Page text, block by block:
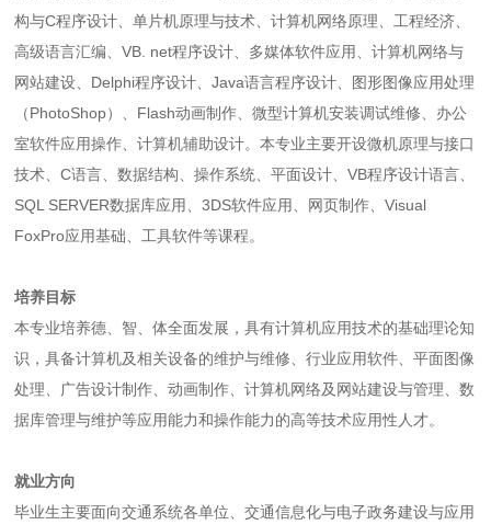
构与C程序设计、单片机原理与技术、计算机网络原理、工程经济、
高级语言汇编、VB. net程序设计、多媒体软件应用、计算机网络与
网站建设、Delphi程序设计、Java语言程序设计、图形图像应用处理
（PhotoShop）、Flash动画制作、微型计算机安装调试维修、办公
室软件应用操作、计算机辅助设计。本专业主要开设微机原理与接口
技术、C语言、数据结构、操作系统、平面设计、VB程序设计语言、
SQL SERVER数据库应用、3DS软件应用、网页制作、Visual
FoxPro应用基础、工具软件等课程。
培养目标
本专业培养德、智、体全面发展，具有计算机应用技术的基础理论知
识，具备计算机及相关设备的维护与维修、行业应用软件、平面图像
处理、广告设计制作、动画制作、计算机网络及网站建设与管理、数
据库管理与维护等应用能力和操作能力的高等技术应用性人才。
就业方向
毕业生主要面向交通系统各单位、交通信息化与电子政务建设与应用